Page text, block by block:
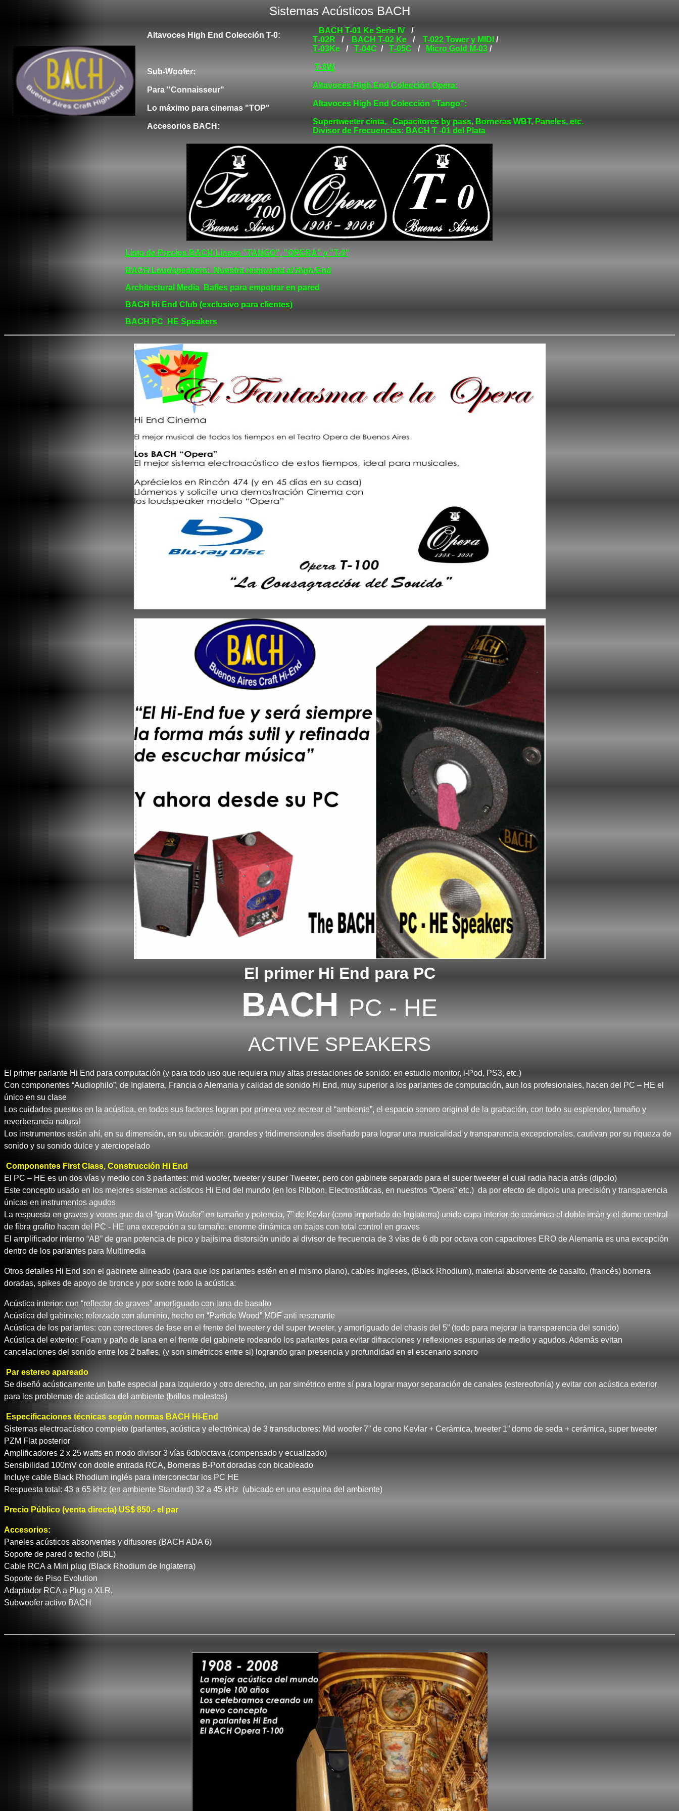
Sistemas Acústicos BACH
Altavoces High EndColección T-0:
BACH T-01 Ke Serie IV
/
T-02R / BACH T-02 Ke / T-022 Tower y MIDI/
T-03Ke / T-04C / T-05C / Micro Gold M-03 /
Sub-Woofer:
T-0W
Para "Connaisseur"
Altavoces High EndColección Opera:
Lo máximo para cinemas "TOP"
Altavoces High EndColección "Tango":
Accesorios BACH:
Supertweeter cinta, Capacitores by pass, Borneras WBT, Paneles, etc.
Divisor de Frecuencias: BACH T -01 del Plata
Lista de Precios BACH Líneas "TANGO", "OPERA" y "T-0"
BACH Loudspeakers: Nuestra respuesta al High-End
Architectural Media Bafles para empotrar en pared
BACH Hi End Club (exclusivo para clientes)
BACH PC HE Speakers
El primer Hi End para PC
BACH PC - HE
ACTIVE SPEAKERS
El primer parlante Hi End para computación (y para todo uso que requiera muy altas prestaciones de sonido: en estudio monitor, i-Pod, PS3, etc.)
Con componentes “Audiophilo”, de Inglaterra, Francia o Alemania y calidad de sonido Hi End, muy superior a los parlantes de computación, aun los profesionales, hacen del PC – HE el
único en su clase
Los cuidados puestos en la acústica, en todos sus factores logran por primera vez recrear el “ambiente”, el espacio sonoro original de la grabación, con todo su esplendor, tamaño y
reverberancia natural
Los instrumentos están ahí, en su dimensión, en su ubicación, grandes y tridimensionales diseñado para lograr una musicalidad y transparencia excepcionales, cautivan por su riqueza de
sonido y su sonido dulce y aterciopelado
Componentes First Class, Construcción Hi End
El PC – HE es un dos vías y medio con 3 parlantes: mid woofer, tweeter y super Tweeter, pero con gabinete separado para el super tweeter el cual radia hacia atrás (dipolo)
Este concepto usado en los mejores sistemas acústicos Hi End del mundo (en los Ribbon, Electrostáticas, en nuestros “Opera” etc.) da por efecto de dipolo una precisión y transparencia
únicas en instrumentos agudos
La respuesta en graves y voces que da el “gran Woofer” en tamaño y potencia, 7” de Kevlar (cono importado de Inglaterra) unido capa interior de cerámica el doble imán y el domo central
de fibra grafito hacen del PC - HE una excepción a su tamaño: enorme dinámica en bajos con total control en graves
El amplificador interno “AB” de gran potencia de pico y bajísima distorsión unido al divisor de frecuencia de 3 vías de 6 db por octava con capacitores ERO de Alemania es una excepción
dentro de los parlantes para Multimedia
Otros detalles Hi End son el gabinete alineado (para que los parlantes estén en el mismo plano), cables Ingleses, (Black Rhodium), material absorvente de basalto, (francés) bornera
doradas, spikes de apoyo de bronce y por sobre todo la acústica:
Acústica interior: con “reflector de graves” amortiguado con lana de basalto
Acústica del gabinete: reforzado con aluminio, hecho en “Particle Wood” MDF anti resonante
Acústica de los parlantes: con correctores de fase en el frente del tweeter y del super tweeter, y amortiguado del chasis del 5” (todo para mejorar la transparencia del sonido)
Acústica del exterior: Foam y paño de lana en el frente del gabinete rodeando los parlantes para evitar difracciones y reflexiones espurias de medio y agudos. Además evitan
cancelaciones del sonido entre los 2 bafles, (y son simétricos entre si) logrando gran presencia y profundidad en el escenario sonoro
Par estereo apareado
Se diseñó acústicamente un bafle especial para Izquierdo y otro derecho, un par simétrico entre sí para lograr mayor separación de canales (estereofonía) y evitar con acústica exterior
para los problemas de acústica del ambiente (brillos molestos)
Especificaciones técnicas según normas BACH Hi-End
Sistemas electroacústico completo (parlantes, acústica y electrónica) de 3 transductores: Mid woofer 7” de cono Kevlar + Cerámica, tweeter 1” domo de seda + cerámica, super tweeter
PZM Flat posterior
Amplificadores 2 x 25 watts en modo divisor 3 vías 6db/octava (compensado y ecualizado)
Sensibilidad 100mV con doble entrada RCA, Borneras B-Port doradas con bicableado
Incluye cable Black Rhodium inglés para interconectar los PC HE
Respuesta total: 43 a 65 kHz (en ambiente Standard) 32 a 45 kHz (ubicado en una esquina del ambiente)
Precio Público (venta directa) US$ 850.- el par
Accesorios:
Paneles acústicos absorventes y difusores (BACH ADA 6)
Soporte de pared o techo (JBL)
Cable RCA a Mini plug (Black Rhodium de Inglaterra)
Soporte de Piso Evolution
Adaptador RCA a Plug o XLR,
Subwoofer activo BACH